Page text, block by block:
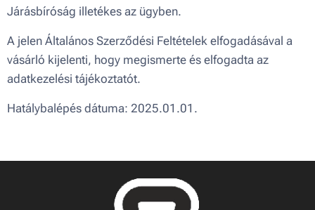
Járásbíróság illetékes az ügyben.
A jelen Általános Szerződési Feltételek elfogadásával a
vásárló kijelenti, hogy megismerte és elfogadta az
adatkezelési tájékoztatót.
Hatálybalépés dátuma: 2025.01.01.